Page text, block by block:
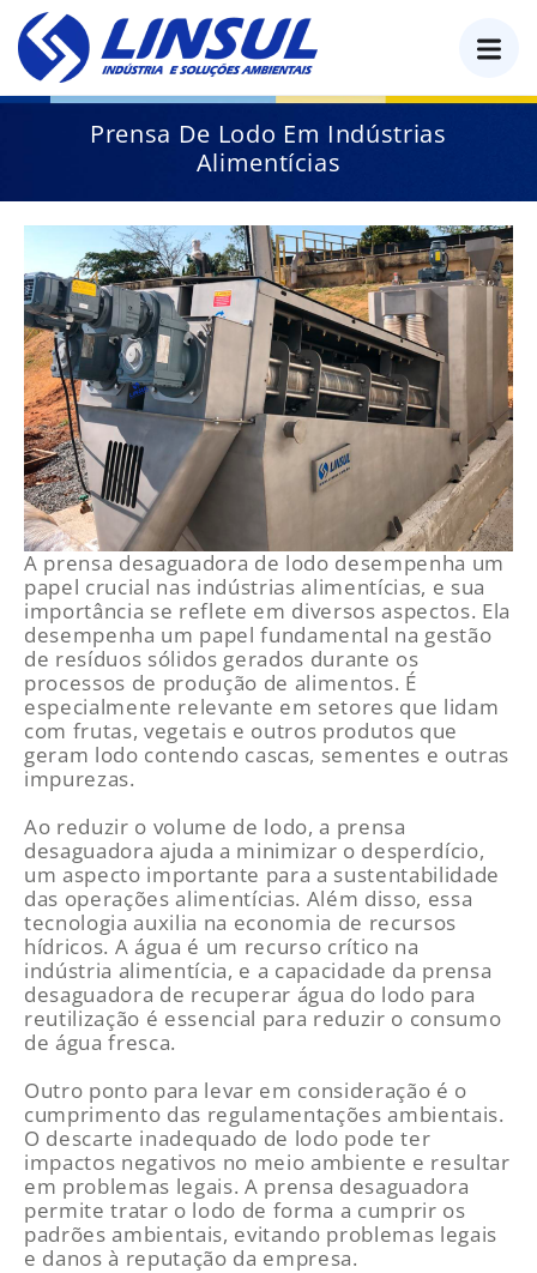
conteúdo
Prensa De Lodo Em Indústrias
Alimentícias
A prensa desaguadora de lodo desempenha um
papel crucial nas indústrias alimentícias, e sua
importância se reflete em diversos aspectos. Ela
desempenha um papel fundamental na gestão
de resíduos sólidos gerados durante os
processos de produção de alimentos. É
especialmente relevante em setores que lidam
com frutas, vegetais e outros produtos que
geram lodo contendo cascas, sementes e outras
impurezas.
Ao reduzir o volume de lodo, a prensa
desaguadora ajuda a minimizar o desperdício,
um aspecto importante para a sustentabilidade
das operações alimentícias. Além disso, essa
tecnologia auxilia na economia de recursos
hídricos. A água é um recurso crítico na
indústria alimentícia, e a capacidade da prensa
desaguadora de recuperar água do lodo para
reutilização é essencial para reduzir o consumo
de água fresca.
Outro ponto para levar em consideração é o
cumprimento das regulamentações ambientais.
O descarte inadequado de lodo pode ter
impactos negativos no meio ambiente e resultar
em problemas legais. A prensa desaguadora
permite tratar o lodo de forma a cumprir os
padrões ambientais, evitando problemas legais
e danos à reputação da empresa.